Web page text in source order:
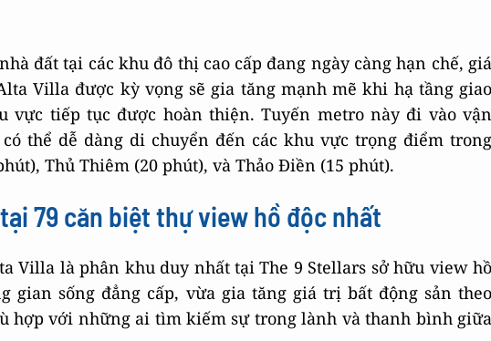
đất tại các khu đô thị cao cấp đang ngày càng hạn chế, giá
Villa được kỳ vọng sẽ gia tăng mạnh mẽ khi hạ tầng giao
vực tiếp tục được hoàn thiện. Tuyến metro này đi vào vận
thể dễ dàng di chuyển đến các khu vực trọng điểm trong
Thủ Thiêm (20 phút), và Thảo Điền (15 phút).
79 căn biệt thự view hồ độc nhất
Villa là phân khu duy nhất tại The 9 Stellars sở hữu view hồ
gian sống đẳng cấp, vừa gia tăng giá trị bất động sản theo
hợp với những ai tìm kiếm sự trong lành và thanh bình giữa